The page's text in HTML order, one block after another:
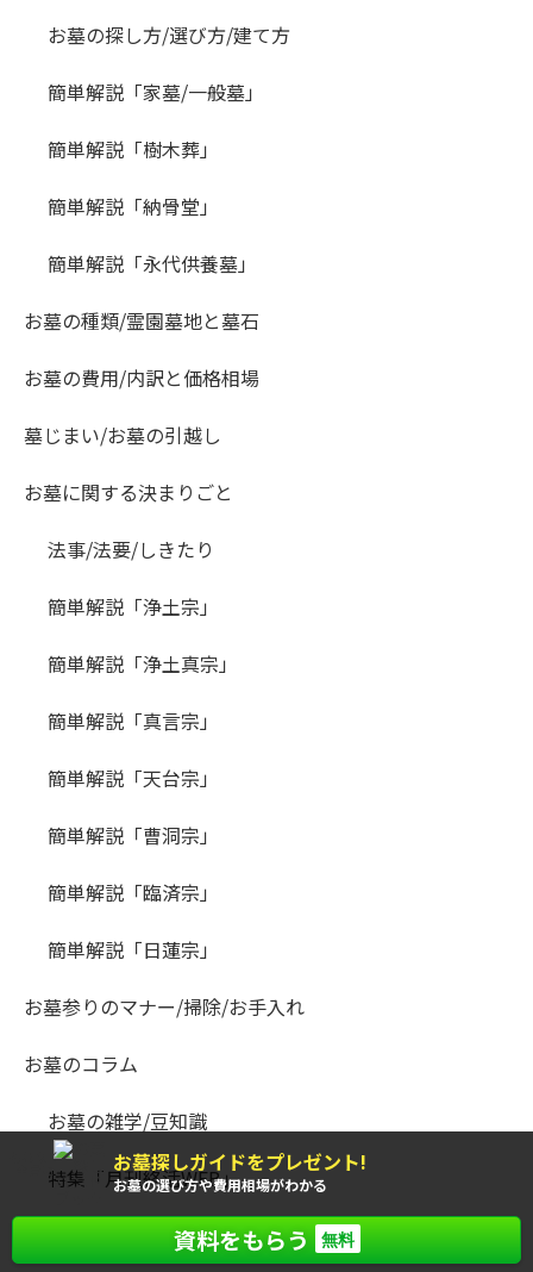
お墓の探し方/選び方/建て方
簡単解説「家墓/一般墓」
簡単解説「樹木葬」
簡単解説「納骨堂」
簡単解説「永代供養墓」
お墓の種類/霊園墓地と墓石
お墓の費用/内訳と価格相場
墓じまい/お墓の引越し
お墓に関する決まりごと
法事/法要/しきたり
簡単解説「浄土宗」
簡単解説「浄土真宗」
簡単解説「真言宗」
簡単解説「天台宗」
簡単解説「曹洞宗」
簡単解説「臨済宗」
簡単解説「日蓮宗」
お墓参りのマナー/掃除/お手入れ
お墓のコラム
お墓の雑学/豆知識
特集「月刊終活WEB」
連載「墓マイラー」
もれなく
全員に お墓探しガイドをプレゼント!
お墓の選び方や費用相場がわかる
資料をもらう 無料